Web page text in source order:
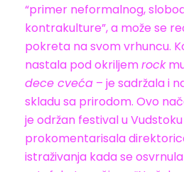
“primer neformalnog,
kontrakulture”, a može se
pokreta na svom vrhuncu.
nastala pod okriljemrock
dece cveća – je sadržala i
skladu sa prirodom. Ovo
je održan festival u
prokomentarisala
istraživanja kada se